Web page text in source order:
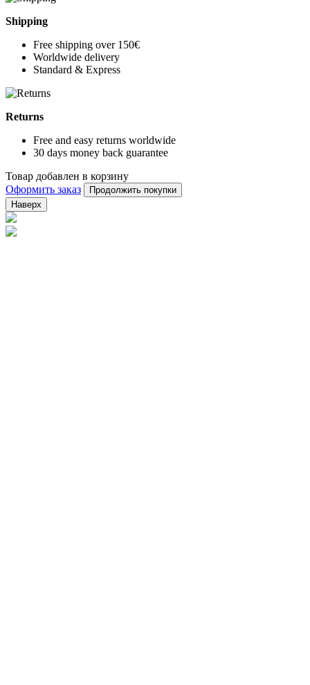
Shipping
Free shipping over 150€
Worldwide delivery
Standard & Express
Returns
Free and easy returns worldwide
30 days money back guarantee
Товар добавлен в корзину
Оформить заказ
Продолжить покупки
Наверх